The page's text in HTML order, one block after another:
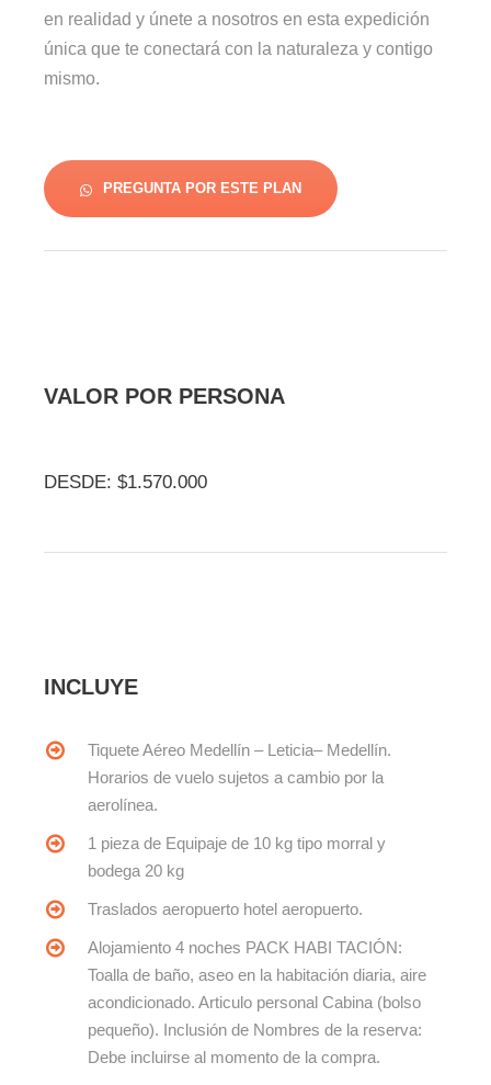
en realidad y únete a nosotros en esta expedición
única que te conectará con la naturaleza y contigo
mismo.
PREGUNTA POR ESTE PLAN
VALOR POR PERSONA
DESDE: $1.570.000
INCLUYE
Tiquete Aéreo Medellín – Leticia– Medellín.
Horarios de vuelo sujetos a cambio por la
aerolínea.
1 pieza de Equipaje de 10 kg tipo morral y
bodega 20 kg
Traslados aeropuerto hotel aeropuerto.
Alojamiento 4 noches PACK HABI TACIÓN:
Toalla de baño, aseo en la habitación diaria, aire
acondicionado. Articulo personal Cabina (bolso
pequeño). Inclusión de Nombres de la reserva:
Debe incluirse al momento de la compra.